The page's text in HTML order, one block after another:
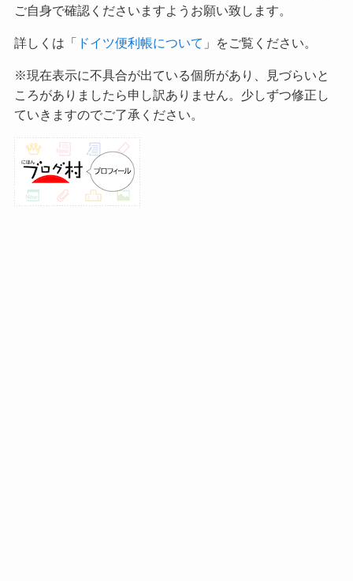
ご自身で確認くださいますようお願い致します。
詳しくは「 ドイツ便利帳について 」をご覧ください。
※現在表示に不具合が出ている個所があり、見づらいと
ころがありましたら申し訳ありません。少しずつ修正し
ていきますのでご了承ください。